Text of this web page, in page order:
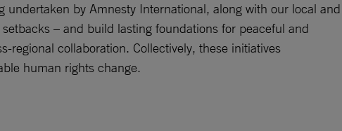
by Amnesty International, along with our local and
– and build lasting foundations for peaceful and
regional collaboration. Collectively, these initiatives
human rights change.